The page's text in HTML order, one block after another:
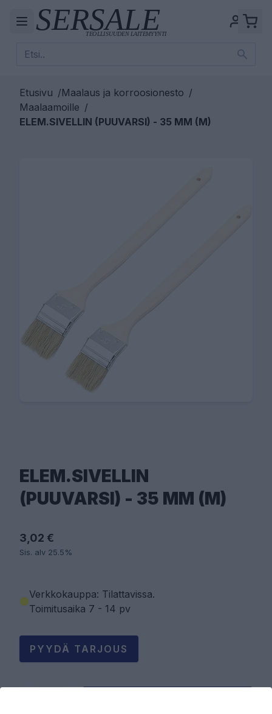
Etusivu /Maalaus ja korroosionesto /
Maalaamoille /
ELEM.SIVELLIN (PUUVARSI) - 35 MM (M)
ELEM.SIVELLIN
(PUUVARSI) - 35 MM (M)
3,02 €
Sis. alv 25.5%
Verkkokauppa: Tilattavissa.
Toimitusaika 7 - 14 pv
PYYDÄ TARJOUS